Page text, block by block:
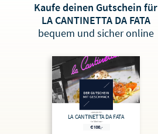
Kaufe deinen Gutschein für
LA CANTINETTA DA FATA
bequem und sicher online
LA CANTINETTA DA FATA